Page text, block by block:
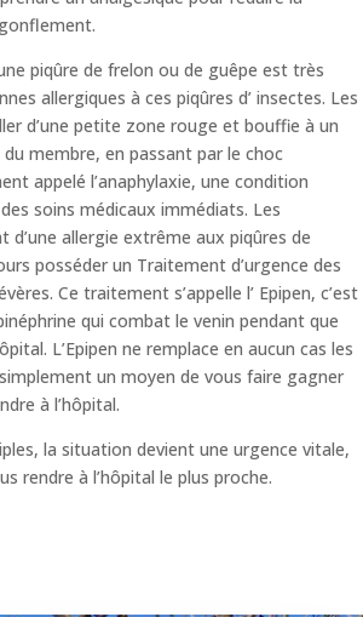
piqûre de frelon ou de guêpe est très
allergiques à ces piqûres d’ insectes. Les
d’une petite zone rouge et bouffie à un
membre, en passant par le choc
appelé l’anaphylaxie, une condition
soins médicaux immédiats. Les
d’une allergie extrême aux piqûres de
posséder un Traitement d’urgence des
Ce traitement s’appelle l’ Epipen, c’est
qui combat le venin pendant que
L’Epipen ne remplace en aucun cas les
un moyen de vous faire gagner
à l’hôpital.
la situation devient une urgence vitale,
rendre à l’hôpital le plus proche.